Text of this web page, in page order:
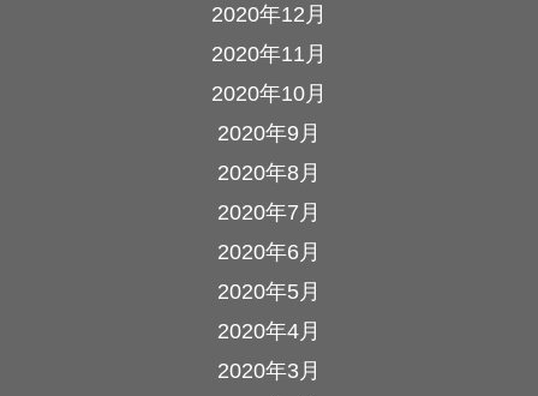
2020年12月
2020年11月
2020年10月
2020年9月
2020年8月
2020年7月
2020年6月
2020年5月
2020年4月
2020年3月